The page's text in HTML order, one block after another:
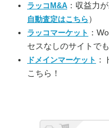
ラッコM&A ：収益力
自動査定はこちら ）
ラッコマーケット ：
セスなしのサイトで
ドメインマーケット
こちら！